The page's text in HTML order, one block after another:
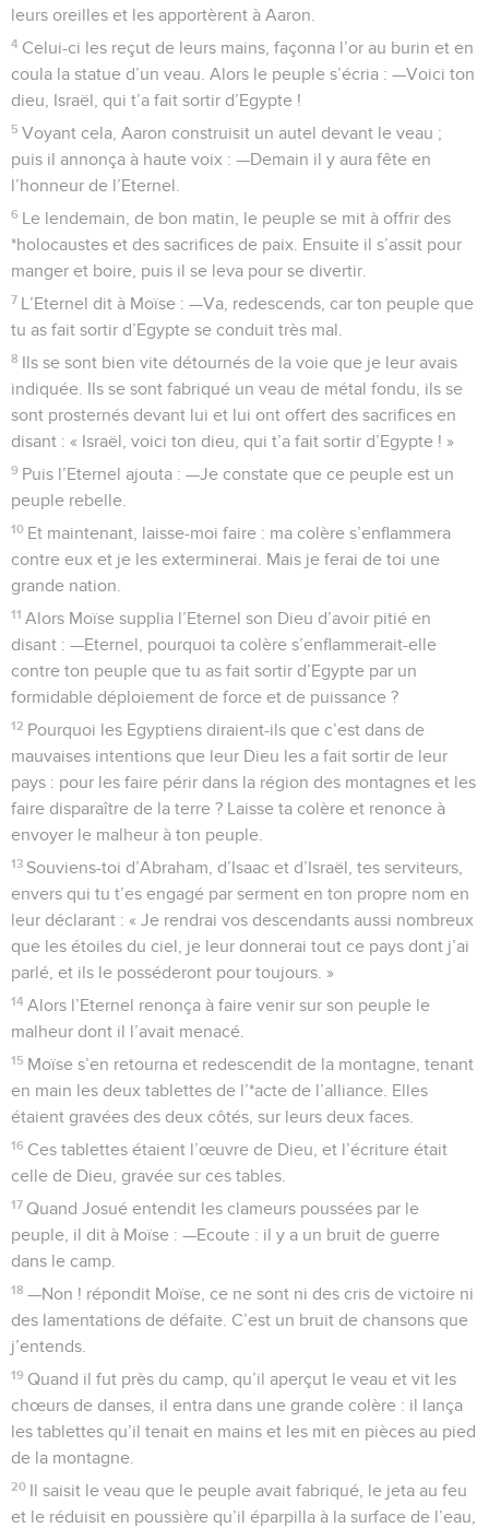
leurs oreilles et les apportèrent à Aaron.
4 Celui-ci les reçut de leurs mains, façonna l’or au burin et en
coula la statue d’un veau. Alors le peuple s’écria : —Voici ton
dieu, Israël, qui t’a fait sortir d’Egypte !
5 Voyant cela, Aaron construisit un autel devant le veau ;
puis il annonça à haute voix : —Demain il y aura fête en
l’honneur de l’Eternel.
6 Le lendemain, de bon matin, le peuple se mit à offrir des
*holocaustes et des sacrifices de paix. Ensuite il s’assit pour
manger et boire, puis il se leva pour se divertir.
7 L’Eternel dit à Moïse : —Va, redescends, car ton peuple que
tu as fait sortir d’Egypte se conduit très mal.
8 Ils se sont bien vite détournés de la voie que je leur avais
indiquée. Ils se sont fabriqué un veau de métal fondu, ils se
sont prosternés devant lui et lui ont offert des sacrifices en
disant : « Israël, voici ton dieu, qui t’a fait sortir d’Egypte ! »
9 Puis l’Eternel ajouta : —Je constate que ce peuple est un
peuple rebelle.
10 Et maintenant, laisse-moi faire : ma colère s’enflammera
contre eux et je les exterminerai. Mais je ferai de toi une
grande nation.
11 Alors Moïse supplia l’Eternel son Dieu d’avoir pitié en
disant : —Eternel, pourquoi ta colère s’enflammerait-elle
contre ton peuple que tu as fait sortir d’Egypte par un
formidable déploiement de force et de puissance ?
12 Pourquoi les Egyptiens diraient-ils que c’est dans de
mauvaises intentions que leur Dieu les a fait sortir de leur
pays : pour les faire périr dans la région des montagnes et les
faire disparaître de la terre ? Laisse ta colère et renonce à
envoyer le malheur à ton peuple.
13 Souviens-toi d’Abraham, d’Isaac et d’Israël, tes serviteurs,
envers qui tu t’es engagé par serment en ton propre nom en
leur déclarant : « Je rendrai vos descendants aussi nombreux
que les étoiles du ciel, je leur donnerai tout ce pays dont j’ai
parlé, et ils le posséderont pour toujours. »
14 Alors l’Eternel renonça à faire venir sur son peuple le
malheur dont il l’avait menacé.
15 Moïse s’en retourna et redescendit de la montagne, tenant
en main les deux tablettes de l’*acte de l’alliance. Elles
étaient gravées des deux côtés, sur leurs deux faces.
16 Ces tablettes étaient l’œuvre de Dieu, et l’écriture était
celle de Dieu, gravée sur ces tables.
17 Quand Josué entendit les clameurs poussées par le
peuple, il dit à Moïse : —Ecoute : il y a un bruit de guerre
dans le camp.
18 —Non ! répondit Moïse, ce ne sont ni des cris de victoire ni
des lamentations de défaite. C’est un bruit de chansons que
j’entends.
19 Quand il fut près du camp, qu’il aperçut le veau et vit les
chœurs de danses, il entra dans une grande colère : il lança
les tablettes qu’il tenait en mains et les mit en pièces au pied
de la montagne.
20 Il saisit le veau que le peuple avait fabriqué, le jeta au feu
et le réduisit en poussière qu’il éparpilla à la surface de l’eau,